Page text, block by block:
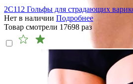
2C112 Гольфы для страдающих
Нет в наличии Подробнее
Товар смотрели 17698 раз